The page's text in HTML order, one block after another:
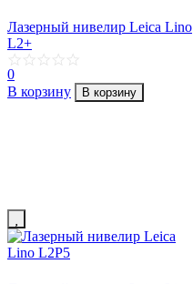
Лазерный нивелир Leica Lino
L2+
0
В корзину
В корзину